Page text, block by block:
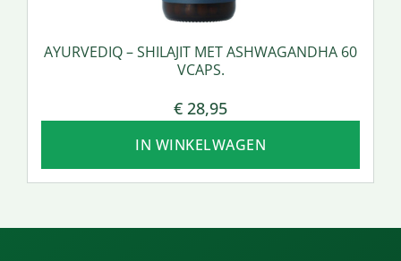
AYURVEDIQ – SHILAJIT MET ASHWAGANDHA 60
VCAPS.
€ 28,95
IN WINKELWAGEN